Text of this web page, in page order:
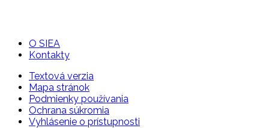
O SIEA
Kontakty
Textová verzia
Mapa stránok
Podmienky používania
Ochrana súkromia
Vyhlásenie o prístupnosti